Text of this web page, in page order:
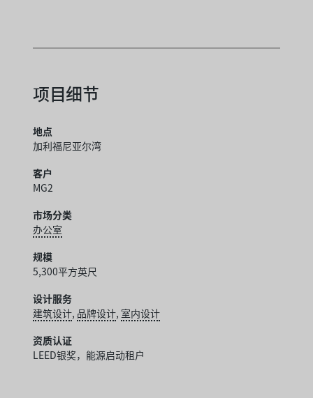
项目细节
地点
加利福尼亚尔湾
客户
MG2
市场分类
办公室
规模
5,300平方英尺
设计服务
建筑设计, 品牌设计, 室内设计
资质认证
LEED银奖，能源启动租户